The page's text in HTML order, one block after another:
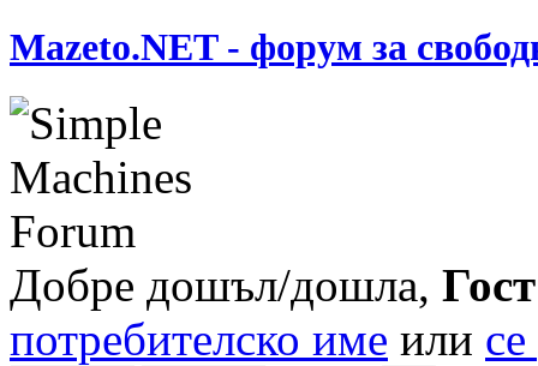
Mazeto.NET - форум за
Добре дошъл/дошла, Гост
потребителско име или